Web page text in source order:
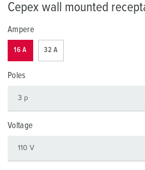
Cepex wall mounted
Ampere
16 A 32 A
Poles
Voltage